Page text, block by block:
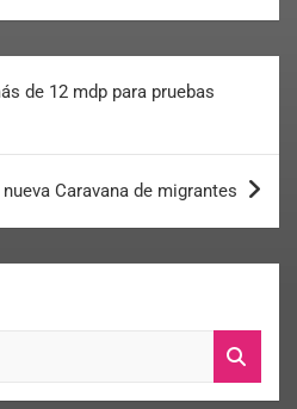
de 12 mdp para pruebas
Caravana de migrantes